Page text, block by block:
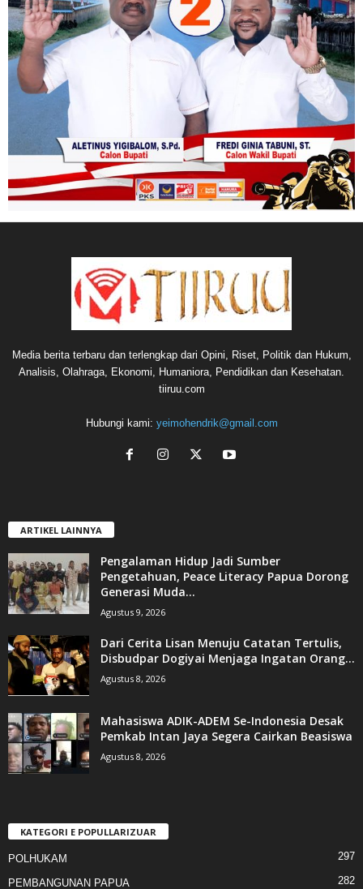
Media berita terbaru dan terlengkap dari Opini, Riset, Politik dan Hukum,
Analisis, Olahraga, Ekonomi, Humaniora, Pendidikan dan Kesehatan.
tiiruu.com
Hubungi kami: yeimohendrik@gmail.com
ARTIKEL LAINNYA
Pengalaman Hidup Jadi Sumber
Pengetahuan, Peace Literacy Papua Dorong
Generasi Muda...
Agustus 9, 2026
Dari Cerita Lisan Menuju Catatan Tertulis,
Disbudpar Dogiyai Menjaga Ingatan Orang...
Agustus 8, 2026
Mahasiswa ADIK-ADEM Se-Indonesia Desak
Pemkab Intan Jaya Segera Cairkan Beasiswa
Agustus 8, 2026
KATEGORI E POPULLARIZUAR
POLHUKAM 297
PEMBANGUNAN PAPUA 282